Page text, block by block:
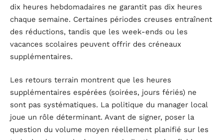
dix heures hebdomadaires ne garantit pas dix heures
chaque semaine. Certaines périodes creuses entraînent
des réductions, tandis que les week-ends ou les
vacances scolaires peuvent offrir des créneaux
supplémentaires.
Les retours terrain montrent que les heures
supplémentaires espérées (soirées, jours fériés) ne
sont pas systématiques. La politique du manager local
joue un rôle déterminant. Avant de signer, poser la
question du volume moyen réellement planifié sur les